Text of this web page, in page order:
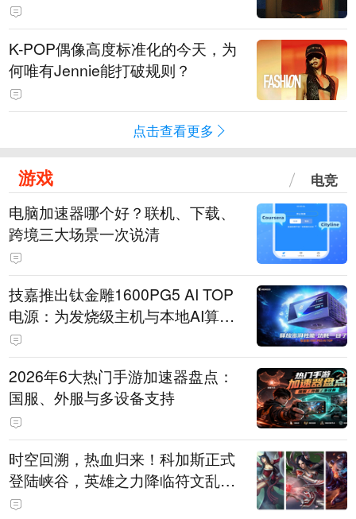
K-POP偶像高度标准化的今天，为
何唯有Jennie能打破规则？
点击查看更多
游戏 电竞
电脑加速器哪个好？联机、下载、
跨境三大场景一次说清
技嘉推出钛金雕1600PG5 AI TOP
电源：为发烧级主机与本地AI算力
打造旗舰供电方案
2026年6大热门手游加速器盘点：
国服、外服与多设备支持
时空回溯，热血归来！科加斯正式
登陆峡谷，英雄之力降临符文乱
斗！